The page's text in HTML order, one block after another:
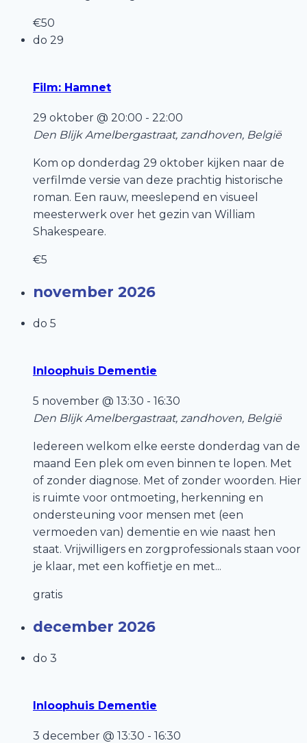
€50
do 29
Film: Hamnet
29 oktober @ 20:00 - 22:00
Den BlijkAmelbergastraat, zandhoven, België
Kom op donderdag 29 oktober kijken naar de
verfilmde versie van deze prachtig historische
roman. Een rauw, meeslepend en visueel
meesterwerk over het gezin van William
Shakespeare.
€5
november 2026
do 5
Inloophuis Dementie
5 november @ 13:30 - 16:30
Den BlijkAmelbergastraat, zandhoven, België
Iedereen welkom elke eerste donderdag van de
maand Een plek om even binnen te lopen. Met
of zonder diagnose. Met of zonder woorden. Hier
is ruimte voor ontmoeting, herkenning en
ondersteuning voor mensen met (een
vermoeden van) dementie en wie naast hen
staat. Vrijwilligers en zorgprofessionals staan voor
je klaar, met een koffietje en met...
gratis
december 2026
do 3
Inloophuis Dementie
3 december @ 13:30 - 16:30